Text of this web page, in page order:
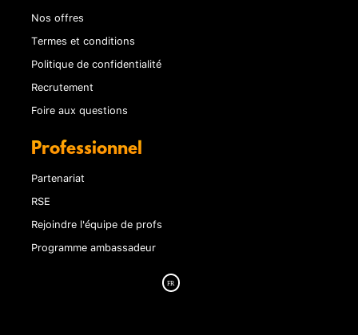
Nos offres
Termes et conditions
Politique de confidentialité
Recrutement
Foire aux questions
Professionnel
Partenariat
RSE
Rejoindre l'équipe de profs
Programme ambassadeur